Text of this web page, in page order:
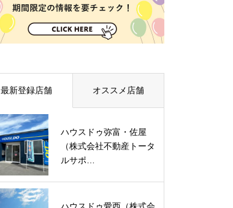
最新登録店舗 オススメ店舗
ハウスドゥ弥富・佐屋
（株式会社不動産トータ
ルサポ…